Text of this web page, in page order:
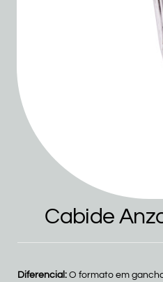
Cabide
Diferencial: O formato em